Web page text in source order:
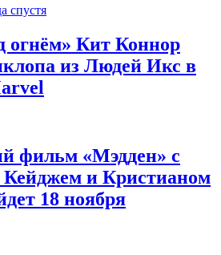
спустя
огнём» Кит Коннор
из Людей Икс в
фильм «Мэдден» с
и Кристианом
18 ноября